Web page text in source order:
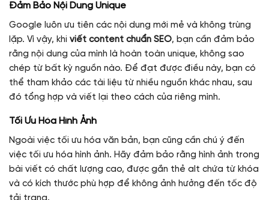
Đảm Bảo Nội Dung Unique
Google luôn ưu tiên các nội dung mới mẻ và không trùng
lặp. Vì vậy, khi viết content chuẩn SEO, bạn cần đảm bảo
rằng nội dung của mình là hoàn toàn unique, không sao
chép từ bất kỳ nguồn nào. Để đạt được điều này, bạn có
thể tham khảo các tài liệu từ nhiều nguồn khác nhau, sau
đó tổng hợp và viết lại theo cách của riêng mình.
Tối Ưu Hóa Hình Ảnh
Ngoài việc tối ưu hóa văn bản, bạn cũng cần chú ý đến
việc tối ưu hóa hình ảnh. Hãy đảm bảo rằng hình ảnh trong
bài viết có chất lượng cao, được gắn thẻ alt chứa từ khóa
và có kích thước phù hợp để không ảnh hưởng đến tốc độ